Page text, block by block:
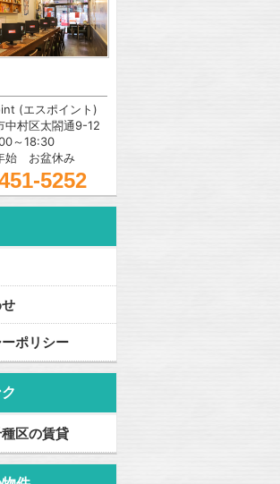
(エスポイント)
中村区太閤通9-12
～18:30
始 お盆休み
5252
ポリシー
区の賃貸